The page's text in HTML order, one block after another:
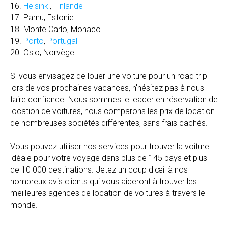
16. Helsinki, Finlande
17. Parnu, Estonie
18. Monte Carlo, Monaco
19. Porto, Portugal
20. Oslo, Norvège
Si vous envisagez de louer une voiture pour un road trip
lors de vos prochaines vacances, n'hésitez pas à nous
faire confiance. Nous sommes le leader en réservation de
location de voitures, nous comparons les prix de location
de nombreuses sociétés différentes, sans frais cachés.
Vous pouvez utiliser nos services pour trouver la voiture
idéale pour votre voyage dans plus de 145 pays et plus
de 10 000 destinations. Jetez un coup d'œil à nos
nombreux avis clients qui vous aideront à trouver les
meilleures agences de location de voitures à travers le
monde.